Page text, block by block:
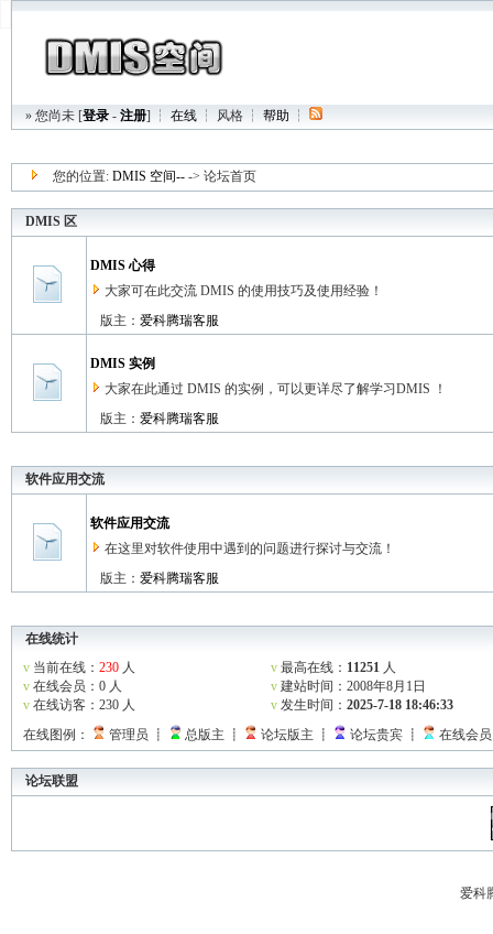
» 您尚未 [登录 - 注册] ┆ 在线 ┆ 风格 ┆ 帮助 ┆
您的位置: DMIS 空间-- -> 论坛首页
DMIS 区
DMIS 心得
大家可在此交流 DMIS 的使用技巧及使用经验！
版主： 爱科腾瑞客服
DMIS 实例
大家在此通过 DMIS 的实例，可以更详尽了解学习DMIS ！
版主： 爱科腾瑞客服
软件应用交流
软件应用交流
在这里对软件使用中遇到的问题进行探讨与交流！
版主： 爱科腾瑞客服
在线统计
v当前在线： 230人
v在线会员：0 人
v在线访客：230 人
v最高在线： 11251人
v建站时间：2008年8月1日
v发生时间： 2025-7-18 18:46:33
在线图例：
管理员 ┋ 总版主 ┋ 论坛版主 ┋ 论坛贵宾 ┋ 在线会
论坛联盟
爱科